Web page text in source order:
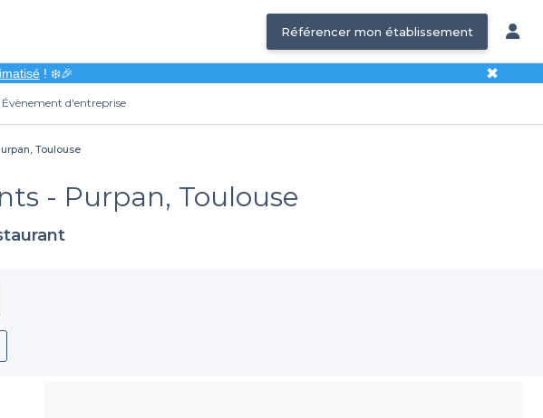
Référencer mon établissement
! ❄️🎉 ✖
Évènement d'entreprise
Toulouse
- Purpan, Toulouse